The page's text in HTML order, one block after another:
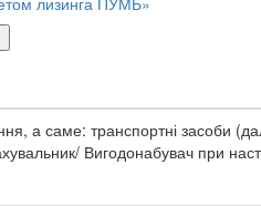
а саме: транспортні засоби
Вигодонабувач при